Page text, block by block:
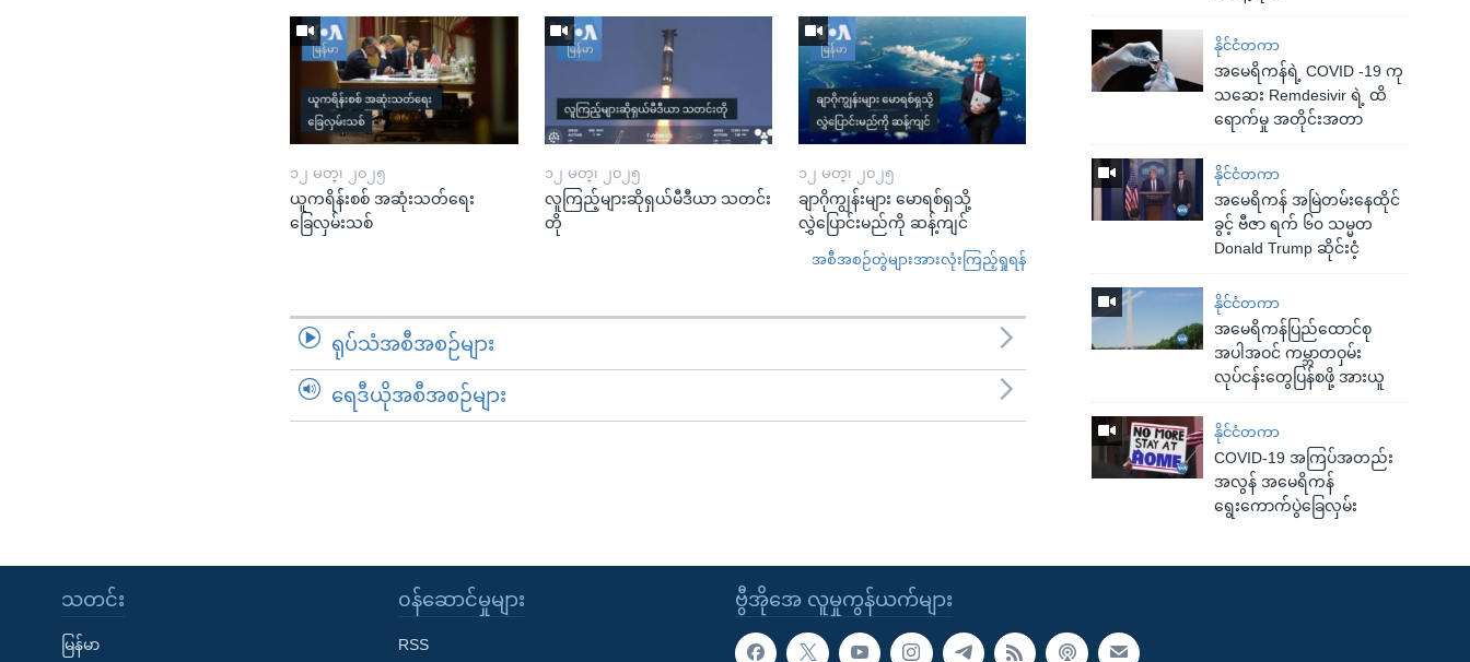
နိုင်ငံတကာ
အမေရိကန်ရဲ့ COVID -19 ကု
သဆေး Remdesivir ရဲ့ ထိ
ရောက်မှု အတိုင်းအတာ
နိုင်ငံတကာ
အမေရိကန် အမြဲတမ်းနေထိုင်
ခွင့် ဗီဇာ ရက် ၆၀ သမ္မတ
Donald Trump ဆိုင်းငံ့
နိုင်ငံတကာ
အမေရိကန်ပြည်ထောင်စု
အပါအဝင် ကမ္ဘာတဝှမ်း
လုပ်ငန်းတွေပြန်စဖို့ အားယူ
နိုင်ငံတကာ
COVID-19 အကြပ်အတည်း
အလွန် အမေရိကန်
ရွေးကောက်ပွဲခြေလှမ်း
၁၂ မတ္၊ ၂၀၂၅
ယူကရိန်းစစ် အဆုံးသတ်ရေး
ခြေလှမ်းသစ်
၁၂ မတ္၊ ၂၀၂၅
လူကြည့်များဆိုရှယ်မီဒီယာ သတင်း
တို
၁၂ မတ္၊ ၂၀၂၅
ချာဂိုကျွန်းများ မောရစ်ရှသို့
လွှဲပြောင်းမည်ကို ဆန့်ကျင်
အစီအစဉ်တွဲများအားလုံးကြည့်ရှုရန်
ရုပ်သံအစီအစဉ်များ
ရေဒီယိုအစီအစဉ်များ
ဗွီအိုအေ လူမှုကွန်ယက်များ
သတင်း
မြန်မာ
၀န်ဆောင်မှုများ
RSS